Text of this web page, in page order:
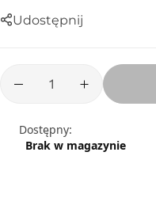
Udostępnij
Dostępny:
Brak w magazynie